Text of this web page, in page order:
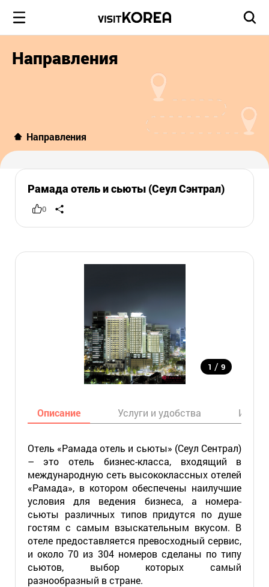
Направления
Направления
Рамада отель и сьюты (Сеул Сэнтрал)
0
1 / 9
Описание Услуги и удобства
Отель «Рамада отель и сьюты» (Сеул Сентрал)
– это отель бизнес-класса, входящий в
международную сеть высококлассных отелей
«Рамада», в котором обеспечены наилучшие
условия для ведения бизнеса, а номера-
сьюты различных типов придутся по душе
гостям с самым взыскательным вкусом. В
отеле предоставляется превосходный сервис,
и около 70 из 304 номеров сделаны по типу
сьютов, выбор которых самый
разнообразный в стране.